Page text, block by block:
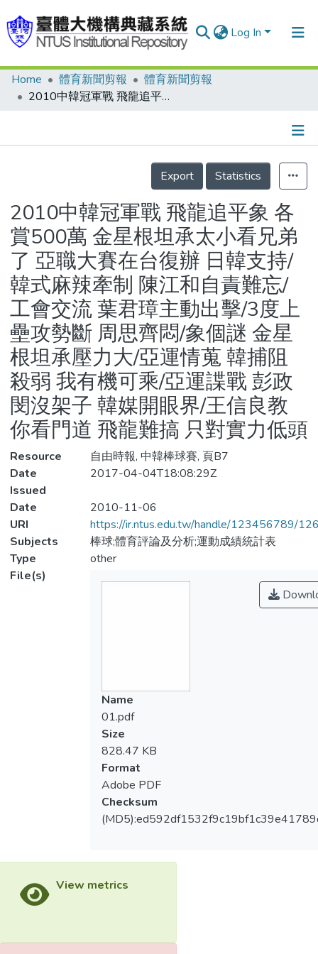
Log In
Communities & Collections
Statistics
Home 體育新聞剪報
體育新聞剪報
2010中韓冠軍戰 飛龍追平象 各賞500萬 金星根坦承太小看兄弟了 亞職大賽在台復辦 日韓支持/韓式麻辣牽制 陳江和自責難忘/工會交流 葉君璋主動出擊/3度上壘攻勢斷 周思齊悶/象個謎 金星根坦承壓力大/亞運情蒐 韓捕阻殺弱 我有機可乘/亞運諜戰 彭政閔沒架子 韓媒開眼界/王信良教你看門道 飛龍難搞 只對實力低頭
Details
Export
Statistics
2010中韓冠軍戰 飛龍追平象 各
賞500萬 金星根坦承太小看兄弟
了 亞職大賽在台復辦 日韓支持/
韓式麻辣牽制 陳江和自責難忘/
工會交流 葉君璋主動出擊/3度上
壘攻勢斷 周思齊悶/象個謎 金星
根坦承壓力大/亞運情蒐 韓捕阻
殺弱 我有機可乘/亞運諜戰 彭政
閔沒架子 韓媒開眼界/王信良教
你看門道 飛龍難搞 只對實力低頭
Resource
自由時報, 中韓棒球賽, 頁B7
Date
Issued
2017-04-04T18:08:29Z
Date
2010-11-06
URI
https://ir.ntus.edu.tw/handle/123456789/
Subjects
棒球;體育評論及分析;運動成績統計表
Type
other
File(s)
Name
01.pdf
Size
828.47 KB
Format
Adobe PDF
Checksum
View metrics